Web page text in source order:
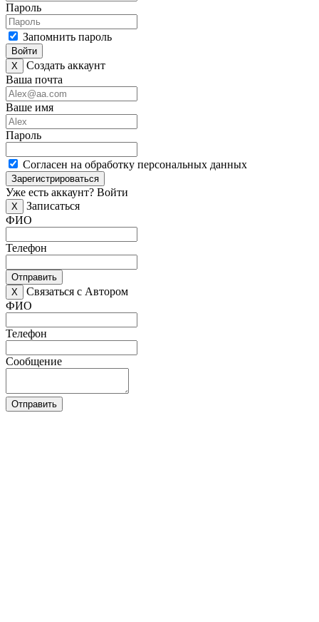
Пароль
Запомнить пароль
Войти
X
Создать аккаунт
Ваша почта
Ваше имя
Пароль
Согласен на обработку персональных данных
Зарегистрироваться
Уже есть аккаунт? Войти
X
Записаться
ФИО
Телефон
Отправить
X
Связаться с Автором
ФИО
Телефон
Сообщение
Отправить